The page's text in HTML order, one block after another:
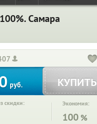
Самара
руб. КУПИТЬ
скидки: Экономия:
100 %